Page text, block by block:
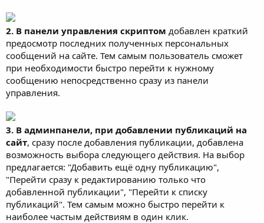
2. В панели управления скриптом добавлен краткий
предосмотр последних полученных персональных
сообщений на сайте. Тем самым пользователь сможет
при необходимости быстро перейти к нужному
сообщению непосредственно сразу из панели
управления.
3. В админпанели, при добавлении публикаций на
сайт, сразу после добавления публикации, добавлена
возможность выбора следующего действия. На выбор
предлагается: "Добавить ещё одну публикацию",
"Перейти сразу к редактированию только что
добавленной публикации", "Перейти к списку
публикаций". Тем самым можно быстро перейти к
наиболее частым действиям в один клик.